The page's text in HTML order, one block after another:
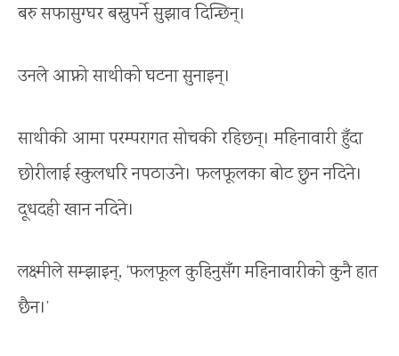
बरु सफासुग्घर बस्नुपर्ने सुझाव दिन्छिन्।
उनले आफ्नो साथीको घटना सुनाइन्।
साथीकी आमा परम्परागत सोचकी रहिछन्। महिनावारी हुँदा
छोरीलाई स्कुलधरि नपठाउने। फलफूलका बोट छुन नदिने।
दूधदही खान नदिने।
लक्ष्मीले सम्झाइन्, ‘फलफूल कुहिनुसँग महिनावारीको कुनै हात
छैन।’